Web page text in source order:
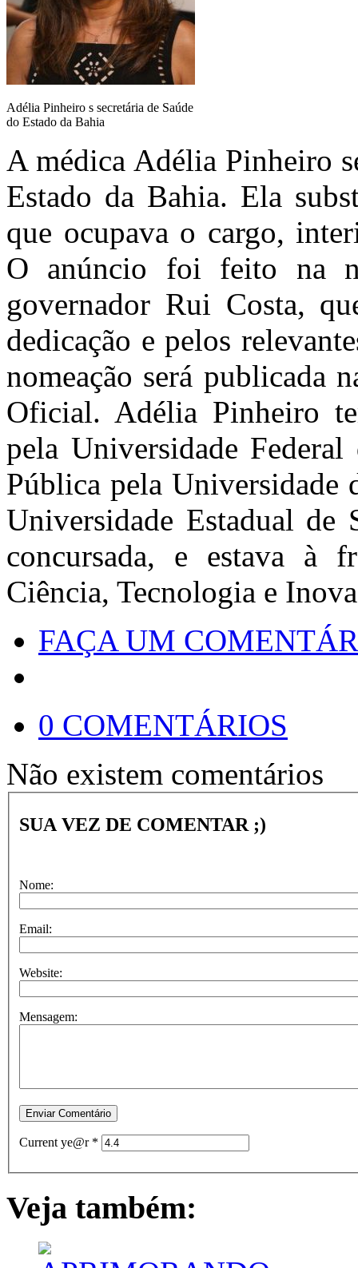
Adélia Pinheiro s secretária de Saúde
do Estado da Bahia
A médica Adélia Pinheiro
Estado da Bahia. Ela
que ocupava o cargo,
O anúncio foi feito na
governador Rui Costa,
dedicação e pelos
nomeação será publicada
Oficial. Adélia Pinheiro
pela Universidade
Pública pela Universidade
Universidade Estadual de
concursada, e estava à
Ciência, Tecnologia e
FAÇA UM
0 COMENTÁRIOS
Não existem comentários
SUA VEZ DE COMENTAR ;)
Nome:
Email:
Website:
Mensagem:
Current ye@r *
Veja também: